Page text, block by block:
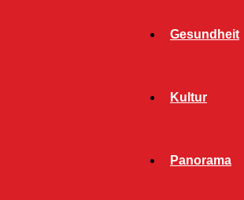
Gesundheit
Kultur
Panorama